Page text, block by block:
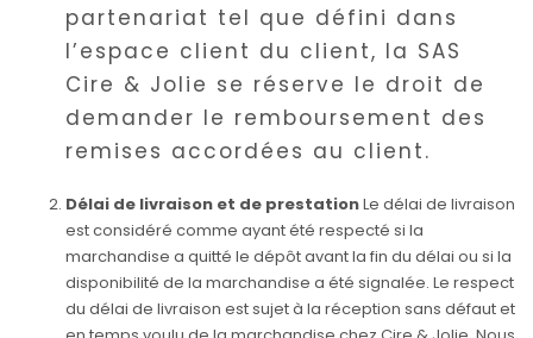
partenariat tel que défini dans
l’espace client du client, la SAS
Cire & Jolie se réserve le droit de
demander le remboursement des
remises accordées au client.
Délai de livraison et de prestationLe délai de livraison
est considéré comme ayant été respecté si la
marchandise a quitté le dépôt avant la fin du délai ou si la
disponibilité de la marchandise a été signalée. Le respect
du délai de livraison est sujet à la réception sans défaut et